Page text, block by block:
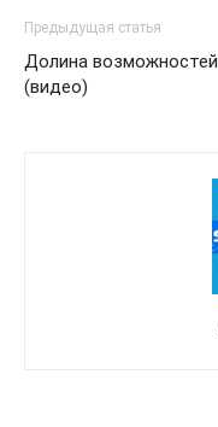
Предыдущая статья
Долина возможностей
(видео)